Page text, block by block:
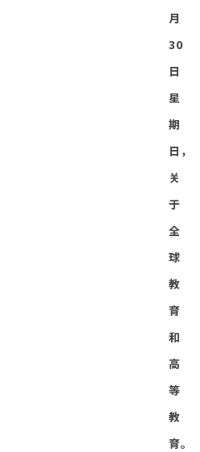
月
30
日
星
期
日，
关
于
全
球
教
育
和
高
等
教
育。